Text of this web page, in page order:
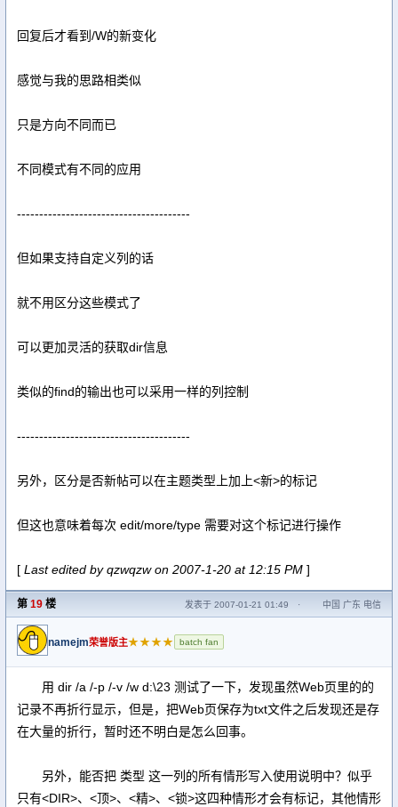
回复后才看到/W的新变化
感觉与我的思路相类似
只是方向不同而已
不同模式有不同的应用
---------------------------------------
但如果支持自定义列的话
就不用区分这些模式了
可以更加灵活的获取dir信息
类似的find的输出也可以采用一样的列控制
---------------------------------------
另外，区分是否新帖可以在主题类型上加上<新>的标记
但这也意味着每次 edit/more/type 需要对这个标记进行操作
[ Last edited by qzwqzw on 2007-1-20 at 12:15 PM ]
第 19 楼 发表于 2007-01-21 01:49 · 中国 广东 电信
namejm荣誉版主★★★★ batch fan
用 dir /a /-p /-v /w d:\23 测试了一下，发现虽然Web页里的的
记录不再折行显示，但是，把Web页保存为txt文件之后发现还是存
在大量的折行，暂时还不明白是怎么回事。
另外，能否把 类型 这一列的所有情形写入使用说明中？似乎
只有<DIR>、<顶>、<精>、<锁>这四种情形才会有标记，其他情形